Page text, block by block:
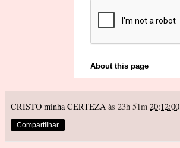
CRISTO minha CERTEZA às 23h 51m 20:12:00
Compartilhar